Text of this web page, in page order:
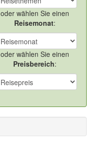
oder wählen Sie einen
Reisemonat:
oder wählen Sie einen
Preisbereich: